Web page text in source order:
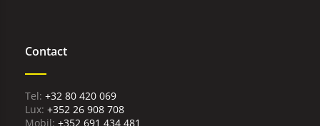
Contact
+32 80 420 069
Lux: +352 26 908 708
Mobil: +352 691 434 481